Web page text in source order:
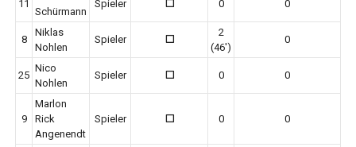
11
Schürmann
Spieler 0 0 0
8
Niklas
Nohlen
Spieler 0
2
(46')
0
25
Nico
Nohlen
Spieler 0 0 0
9
Marlon
Rick
Angenendt
Spieler 0 0 0